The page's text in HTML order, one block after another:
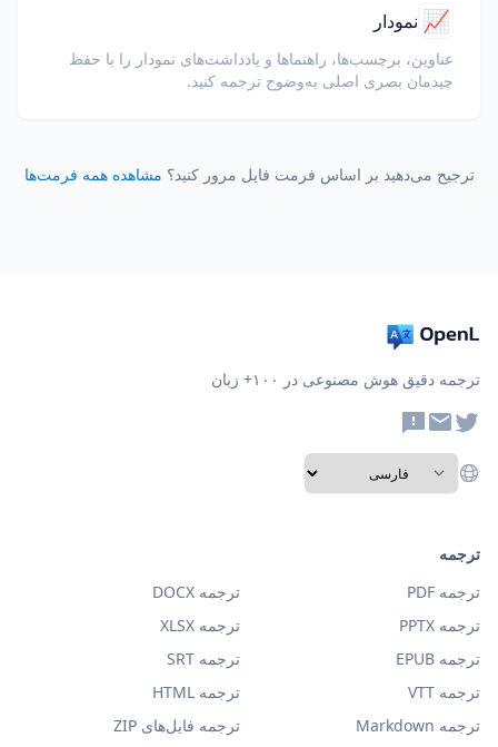
📈 نمودار
عناوین، برچسب‌ها، راهنماها و یادداشت‌های نمودار را با حفظ
چیدمان بصری اصلی به‌وضوح ترجمه کنید.
ترجیح می‌دهید بر اساس فرمت فایل مرور کنید؟ مشاهده همه فرمت‌ها
ترجمه دقیق هوش مصنوعی در ۱۰۰+ زبان
ترجمه
ترجمه PDF
ترجمه DOCX
ترجمه PPTX
ترجمه XLSX
ترجمه EPUB
ترجمه SRT
ترجمه VTT
ترجمه HTML
ترجمه Markdown
ترجمه فایل‌های ZIP